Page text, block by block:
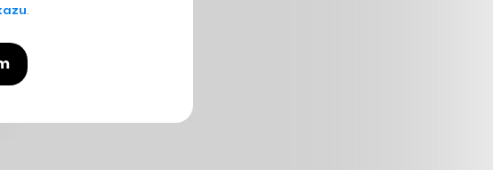
.